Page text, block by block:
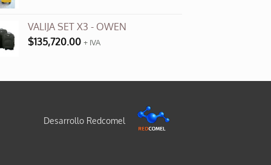
VALIJA SET X3 - OWEN
$135,720.00 + IVA
Desarrollo Redcomel